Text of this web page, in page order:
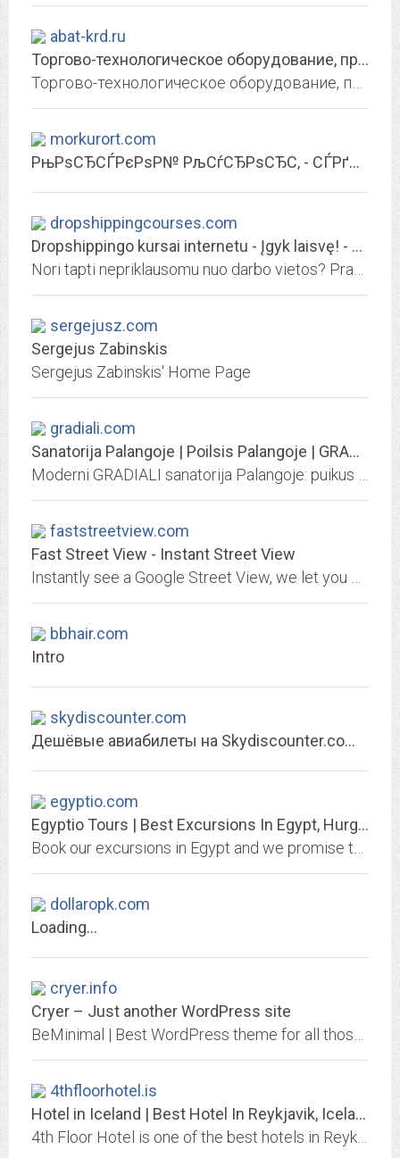
abat-krd.ru
Торгово-технологическое оборудование, профессиональное кухонное оборудование...
morkurort.com
РњРѕСЂСЃРєРѕР№ РљСѓСЂРѕСЂС‚ - СЃРґР°Рј Р¶РёР»СЊС‘ Сѓ РјРѕСЂСЏ, РјРѕСЂСЃРєРёРµ...
dropshippingcourses.com
Dropshippingo kursai internetu - Įgyk laisvę! - dsmokykla.lt
sergejusz.com
Sergejus Zabinskis
Sergejus Zabinskis' Home Page
gradiali.com
Sanatorija Palangoje | Poilsis Palangoje | GRADIALI
faststreetview.com
Fast Street View - Instant Street View
bbhair.com
Intro
skydiscounter.com
Дешёвые авиабилеты на Skydiscounter.com - Skydiscounter.com
egyptio.com
Egyptio Tours | Best Excursions In Egypt, Hurghada Excursions, Cairo Tours,...
dollaropk.com
Loading...
cryer.info
Cryer – Just another WordPress site
4thfloorhotel.is
Hotel in Iceland | Best Hotel In Reykjavik, Iceland - 4th Floor Hotel